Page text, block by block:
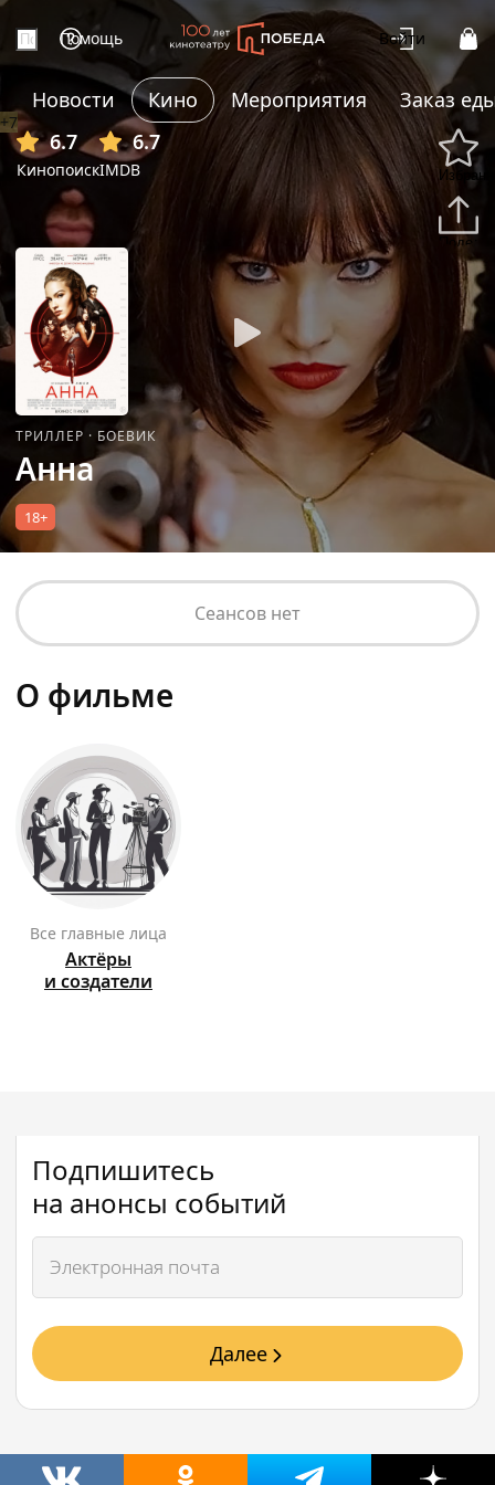
Помощь Войти
Новости Кино Мероприятия
Заказ
6.7
Кинопоиск
6.7
IMDB
+7
ТРИЛЛЕР · БОЕВИК
Анна
18+
Сеансов нет
О фильме
Все главные лица
Актёры
и создатели
Подпишитесь
на анонсы событий
Далее